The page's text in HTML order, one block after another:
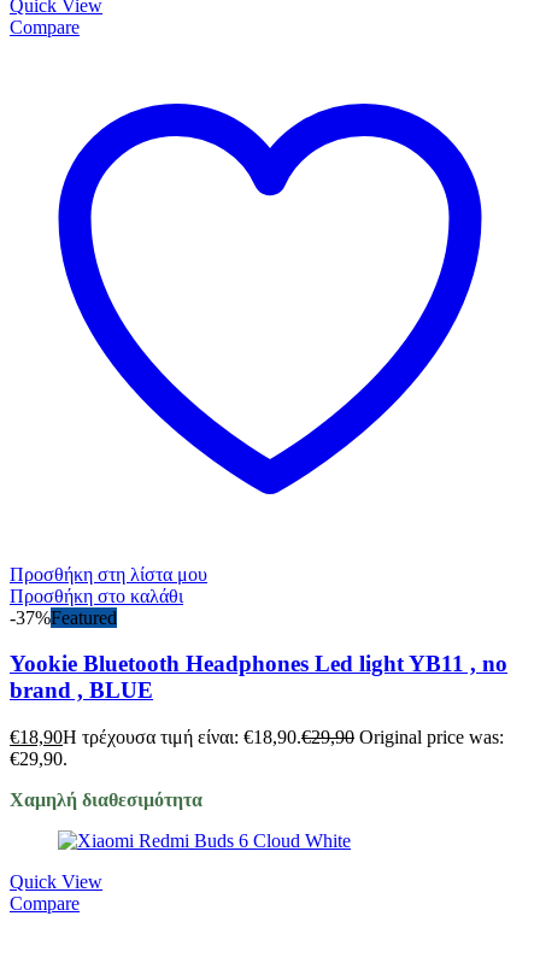
Quick View
Compare
Προσθήκη στη λίστα μου
Προσθήκη στο καλάθι
-37%Featured
Yookie Bluetooth Headphones Led light YB11 , no
brand , BLUE
€18,90Η τρέχουσα τιμή είναι: €18,90.€29,90 Original price was:
€29,90.
Χαμηλή διαθεσιμότητα
Quick View
Compare